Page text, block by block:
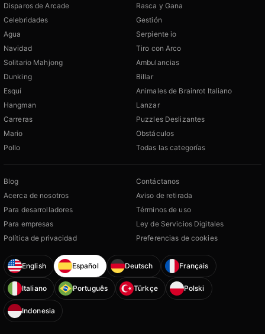
Disparos de Arcade
Celebridades
Agua
Navidad
Solitario Mahjong
Dunking
Esquí
Hangman
Carreras
Mario
Pollo
Rasca y Gana
Gestión
Serpiente io
Tiro con Arco
Ambulancias
Billar
Animales de Brainrot Italiano
Lanzar
Puzzles Deslizantes
Obstáculos
Todas las categorías
Blog
Acerca de nosotros
Para desarrolladores
Para empresas
Política de privacidad
Contáctanos
Aviso de retirada
Términos de uso
Ley de Servicios Digitales
Preferencias de cookies
English Español Deutsch Français
Italiano Português Türkçe Polski
Indonesia